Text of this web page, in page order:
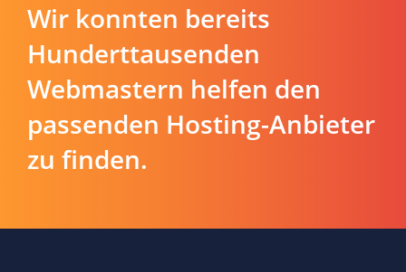
Wir konnten bereits
Hunderttausenden
Webmastern helfen den
passenden Hosting-Anbieter
zu finden.